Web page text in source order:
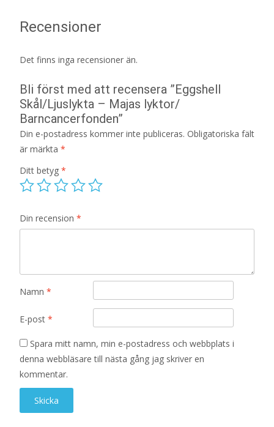
Recensioner
Det finns inga recensioner än.
Bli först med att recensera ”Eggshell
Skål/Ljuslykta – Majas lyktor/
Barncancerfonden”
Din e-postadress kommer inte publiceras. Obligatoriska fält
är märkta *
Ditt betyg *
Din recension *
Namn *
E-post *
Spara mitt namn, min e-postadress och webbplats i
denna webbläsare till nästa gång jag skriver en
kommentar.